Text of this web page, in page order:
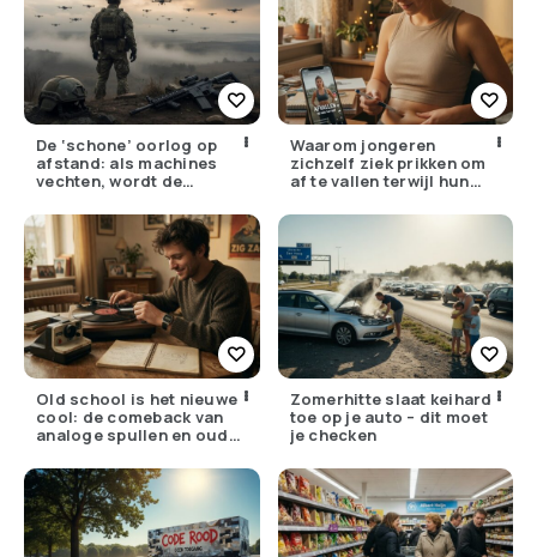
De ‘schone’ oorlog op
afstand: als machines
vechten, wordt de
lager
Waarom jongeren
zichzelf ziek prikken om
af te vallen terwijl hun
bellen
Old school is het nieuwe
cool: de comeback van
analoge spullen en oude
Zomerhitte slaat keihard
toe op je auto – dit moet
je checken